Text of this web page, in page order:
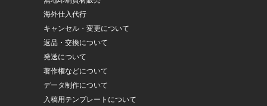
海外仕入代行
キャンセル・変更について
返品・交換について
発送について
著作権などについて
データ制作について
入稿用テンプレートについて